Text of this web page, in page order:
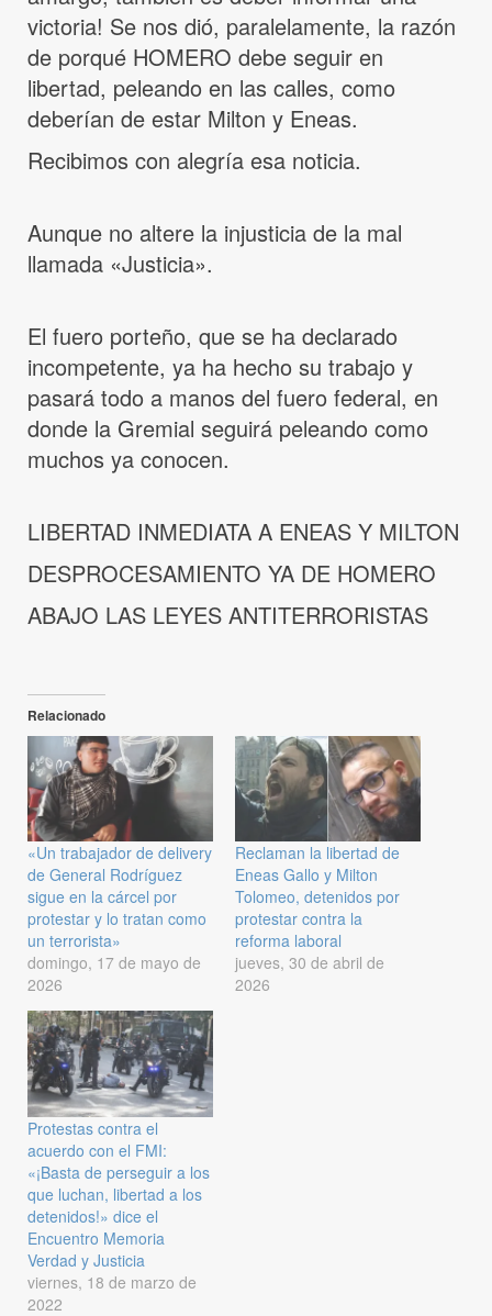
victoria! Se nos dió, paralelamente, la razón
de porqué HOMERO debe seguir en
libertad, peleando en las calles, como
deberían de estar Milton y Eneas.
Recibimos con alegría esa noticia.
Aunque no altere la injusticia de la mal
llamada «Justicia».
El fuero porteño, que se ha declarado
incompetente, ya ha hecho su trabajo y
pasará todo a manos del fuero federal, en
donde la Gremial seguirá peleando como
muchos ya conocen.
LIBERTAD INMEDIATA A ENEAS Y MILTON
DESPROCESAMIENTO YA DE HOMERO
ABAJO LAS LEYES ANTITERRORISTAS
Relacionado
«Un trabajador de delivery
de General Rodríguez
sigue en la cárcel por
protestar y lo tratan como
un terrorista»
domingo, 17 de mayo de
2026
Reclaman la libertad de
Eneas Gallo y Milton
Tolomeo, detenidos por
protestar contra la
reforma laboral
jueves, 30 de abril de
2026
Protestas contra el
acuerdo con el FMI:
«¡Basta de perseguir a los
que luchan, libertad a los
detenidos!» dice el
Encuentro Memoria
Verdad y Justicia
viernes, 18 de marzo de
2022